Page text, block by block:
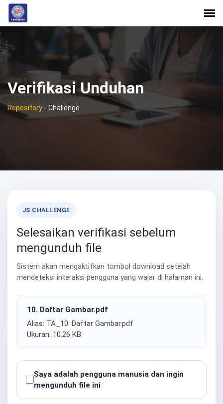
Verifikasi Unduhan
Repository - Challenge
JS CHALLENGE
Selesaikan verifikasi sebelum
mengunduh file
Sistem akan mengaktifkan tombol download setelah
mendeteksi interaksi pengguna yang wajar di halaman ini.
10. Daftar Gambar.pdf
Alias: TA_10. Daftar Gambar.pdf
Ukuran: 10.26 KB
Saya adalah pengguna manusia dan ingin
mengunduh file ini